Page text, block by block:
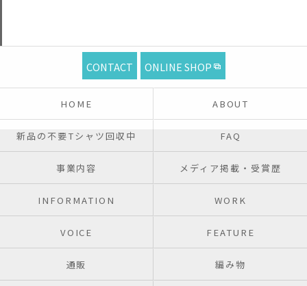
CONTACT ONLINE SHOP
HOME ABOUT
新品の不要Tシャツ回収中 FAQ
事業内容 メディア掲載・受賞歴
INFORMATION WORK
VOICE FEATURE
通販 編み物